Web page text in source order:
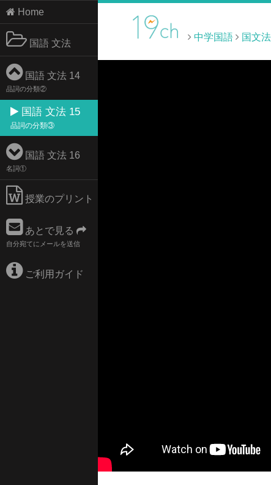
Home
国語 文法
国語 文法 14
品詞の分類②
国語 文法 15
品詞の分類③
国語 文法 16
名詞①
授業のプリント
あとで見る
自分宛てにメールを送信
ご利用ガイド
中学国語 国文法